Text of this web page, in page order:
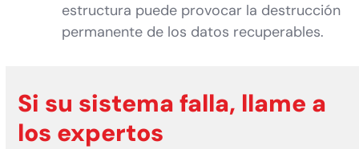
estructura puede provocar la destrucción
permanente de los datos recuperables.
Si su sistema falla, llame a
los expertos